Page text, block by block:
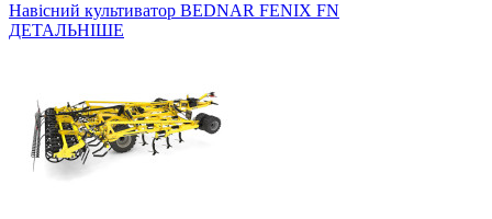
Навісний культиватор BEDNAR FENIX FN
ДЕТАЛЬНІШЕ